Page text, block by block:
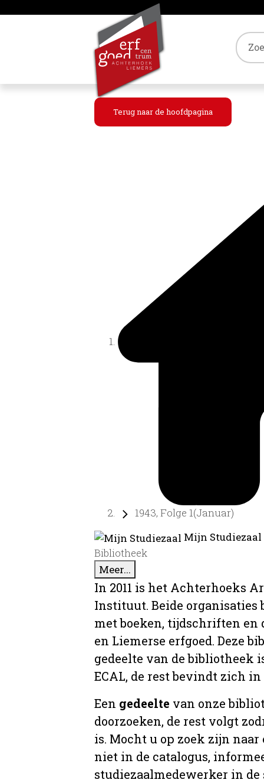
Terug naar de hoofdpagina
1943, Folge 1(Januar)
Mijn
Bibliotheek
Meer...
In 2011 is het Achterhoeks
Instituut. Beide organisaties
met boeken, tijdschriften
en Liemerse erfgoed. Deze
gedeelte van de bibliotheek
ECAL, de rest bevindt zich
Een gedeelte van onze
doorzoeken, de rest volgt
is. Mocht u op zoek zijn
niet in de catalogus,
studiezaalmedewerker in